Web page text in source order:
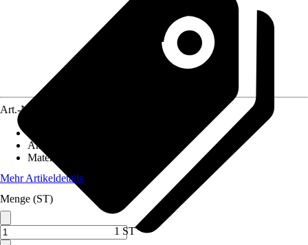
Art.-Nr.
Anwendungsbereich
Material
Mehr Artikeldetails
Menge (ST)
1 ST